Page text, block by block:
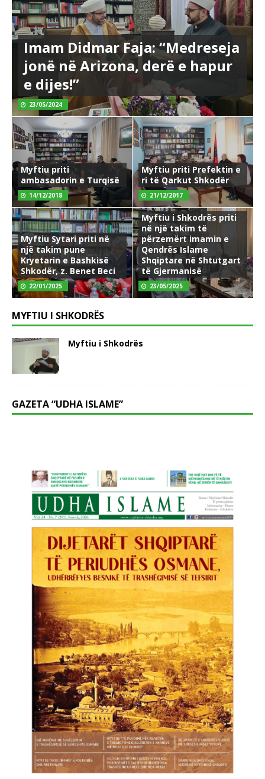
Imam Didmar Faja: “Medreseja
jonë në Arizona, derë e hapur
e dijes!”
23/05/2024
Myftiu priti
ambasadorin e Turqisë
14/12/2018
Myftiu priti Prefektin e
ri të Qarkut Shkodër
21/12/2017
Myftiu Sytari priti në
një takim pune
Kryetarin e Bashkisë
Shkodër, z. Benet Beci
22/01/2025
Myftiu i Shkodrës priti
në një takim të
përzemërt imamin e
Qendrës Islame
Shqiptare në Shtutgart
të Gjermanisë
23/05/2025
MYFTIU I SHKODRËS
Myftiu i Shkodrës
GAZETA “UDHA ISLAME”